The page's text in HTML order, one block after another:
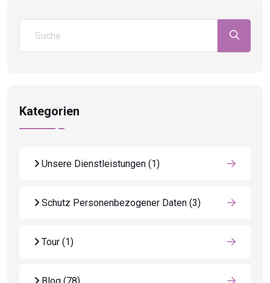
Kategorien
Unsere Dienstleistungen (1)
Schutz Personenbezogener Daten (3)
Tour (1)